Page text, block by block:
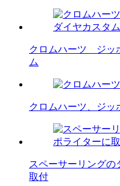
クロムハーツ ジッ
ム
クロムハーツ、ジッ
スペーサーリングの
取付